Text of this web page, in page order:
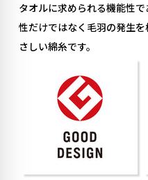
タオルに求められる機能性
性だけではなく毛羽の発生
さしい綿糸です。